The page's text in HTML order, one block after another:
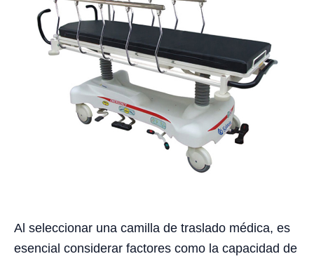
Al seleccionar una camilla de traslado médica, es
esencial considerar factores como la capacidad de